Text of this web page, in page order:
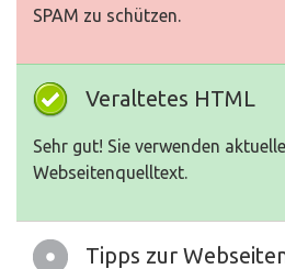
SPAM zu schützen.
Veraltetes HTML
Sehr gut! Sie verwenden
Webseitenquelltext.
Tipps zur